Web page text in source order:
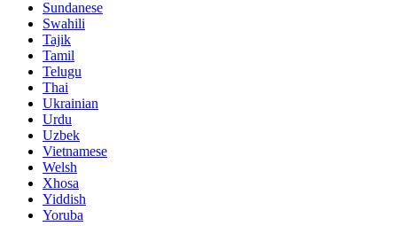
Sundanese
Swahili
Tajik
Tamil
Telugu
Thai
Ukrainian
Urdu
Uzbek
Vietnamese
Welsh
Xhosa
Yiddish
Yoruba